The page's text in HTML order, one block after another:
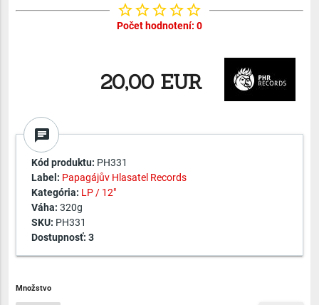
star_borderstar_borderstar_borderstar_borderstar_border
Počet hodnotení: 0
20,00 EUR
chat
Kód produktu: PH331
Label: Papagájův Hlasatel Records
Kategória: LP / 12"
Váha: 320g
SKU: PH331
Dostupnosť: 3
Množstvo